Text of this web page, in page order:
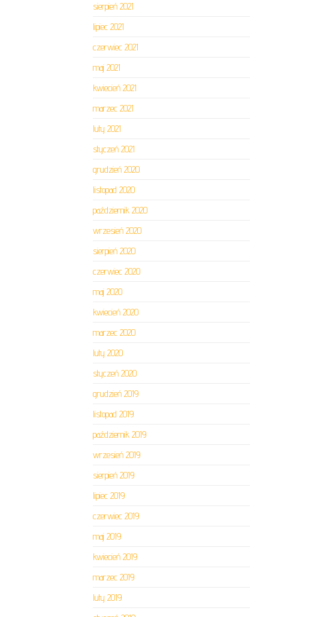
sierpień 2021
lipiec 2021
czerwiec 2021
maj 2021
kwiecień 2021
marzec 2021
luty 2021
styczeń 2021
grudzień 2020
listopad 2020
październik 2020
wrzesień 2020
sierpień 2020
czerwiec 2020
maj 2020
kwiecień 2020
marzec 2020
luty 2020
styczeń 2020
grudzień 2019
listopad 2019
październik 2019
wrzesień 2019
sierpień 2019
lipiec 2019
czerwiec 2019
maj 2019
kwiecień 2019
marzec 2019
luty 2019